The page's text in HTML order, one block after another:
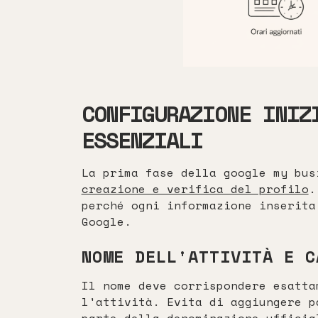
CONFIGURAZIONE
ESSENZIALI
La prima fase della google my
creazione e verifica del profilo
perché ogni informazione
Google.
NOME DELL'ATTIVITÀ E
Il nome deve corrispondere
l'attività. Evita di aggiungere